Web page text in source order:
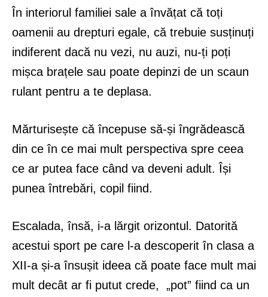
În interiorul familiei sale a învățat că toți
oamenii au drepturi egale, că trebuie susținuți
indiferent dacă nu vezi, nu auzi, nu-ți poți
mișca brațele sau poate depinzi de un scaun
rulant pentru a te deplasa.
Mărturisește că începuse să-și îngrădească
din ce în ce mai mult perspectiva spre ceea
ce ar putea face când va deveni adult. Își
punea întrebări, copil fiind.
Escalada, însă, i-a lărgit orizontul. Datorită
acestui sport pe care l-a descoperit în clasa a
XII-a și-a însușit ideea că poate face mult mai
mult decât ar fi putut crede, „pot” fiind ca un